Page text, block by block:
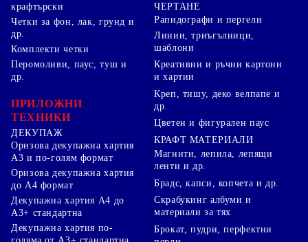
крафтърски
Четки за фон, лак, грунд и
др.
Комплекти четки
ЧЕРТАНЕ
Рапидографи и пергели
Линии, триъгълници,
шаблони
Перомоливи, паус, туш и
др.
ПРИЛОЖНИ
ТЕХНИКИ
ДЕКУПАЖ
Оризова декупажна хартия
А3 и по-голям формат
Оризова декупажна хартия
до А4 формат
Декупажна хартия А4 до
А3+ стандартна
Декупажна хартия по-
Креативни и ръчни картони
и хартии
Креп, тишу, деко велпапе и
др.
Цветен и фигурален паус
КРАФТ МАТЕРИАЛИ
Магнити, лепила, лепящи
ленти и др.
Брадс, капси, копчета и др.
Скрабукинг албуми и
материали за тях
Брокат, пудри, перфектни